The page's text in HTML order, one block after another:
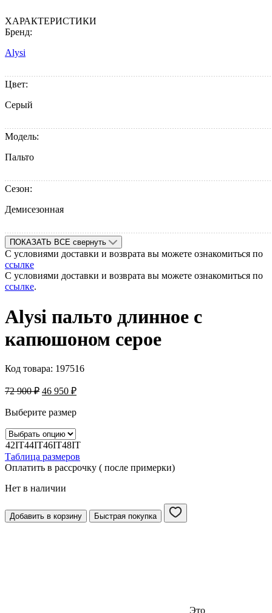
ХАРАКТЕРИСТИКИ
Бренд:
Alysi
Цвет:
Серый
Модель:
Пальто
Сезон:
Демисезонная
ПОКАЗАТЬ ВСЕ свернуть
С условиями доставки и возврата вы можете ознакомиться по
ссылке
С условиями доставки и возврата вы можете ознакомиться по
ссылке.
Alysi пальто длинное с
капюшоном серое
Код товара: 197516
72 900₽ 46 950 ₽
Выберите размер
42IT44IT46IT48IT
Таблица размеров
Оплатить в рассрочку ( после примерки)
Нет в наличии
Добавить в корзину Быстрая покупка
Это